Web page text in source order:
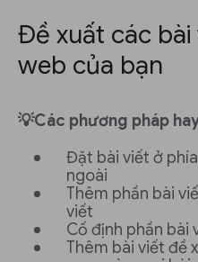
Đề xuất các
web của bạn
💡Các phương pháp
Đặt bài viết ở
ngoài
Thêm phần bài
viết
Cố định phần bài
Thêm bài viết đề